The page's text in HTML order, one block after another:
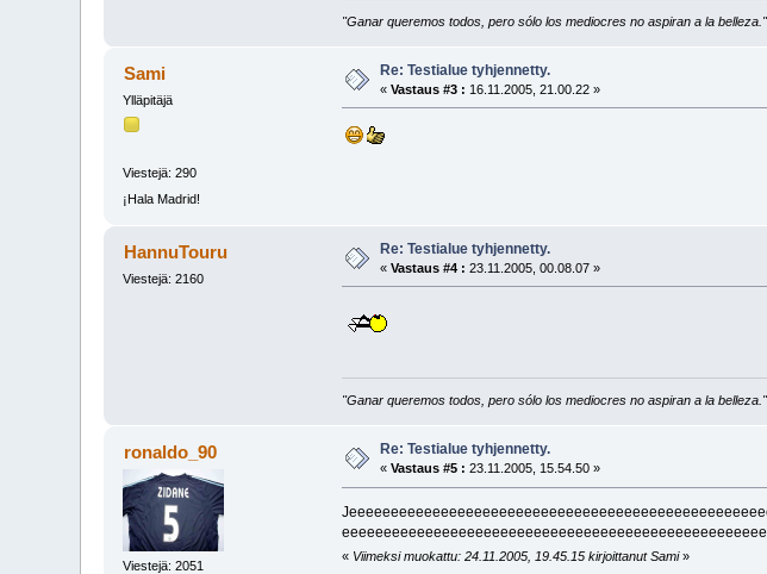
"Ganar queremos todos, pero sólo los mediocres no aspiran a la belleza."
Sami
Ylläpitäjä
Viestejä: 290
¡Hala Madrid!
Re: Testialue tyhjennetty.
«Vastaus #3 : 16.11.2005, 21.00.22 »
HannuTouru
Viestejä: 2160
Re: Testialue tyhjennetty.
«Vastaus #4 : 23.11.2005, 00.08.07 »
"Ganar queremos todos, pero sólo los mediocres no aspiran a la belleza."
ronaldo_90
Viestejä: 2051
Re: Testialue tyhjennetty.
«Vastaus #5 : 23.11.2005, 15.54.50 »
« Viimeksi muokattu: 24.11.2005, 19.45.15 kirjoittanut Sami»